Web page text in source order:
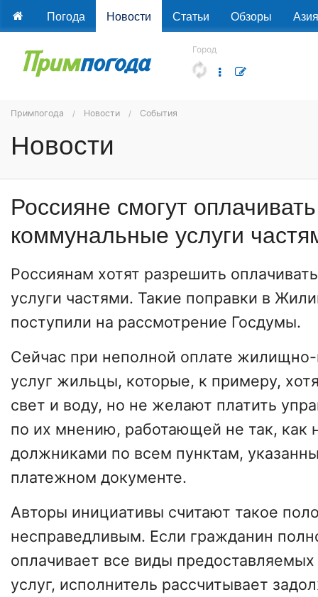
Погода Новости Статьи Обзоры Азия
Город
Примпогода Новости События
Новости
Россияне смогут оплачивать
коммунальные услуги
Россиянам хотят разрешить
услуги частями. Такие поправки в
поступили на рассмотрение Госдумы.
Сейчас при неполной оплате
услуг жильцы, которые, к примеру,
свет и воду, но не желают платить
по их мнению, работающей не так, как
должниками по всем пунктам,
платежном документе.
Авторы инициативы считают такое
несправедливым. Если гражданин
оплачивает все виды
услуг, исполнитель рассчитывает